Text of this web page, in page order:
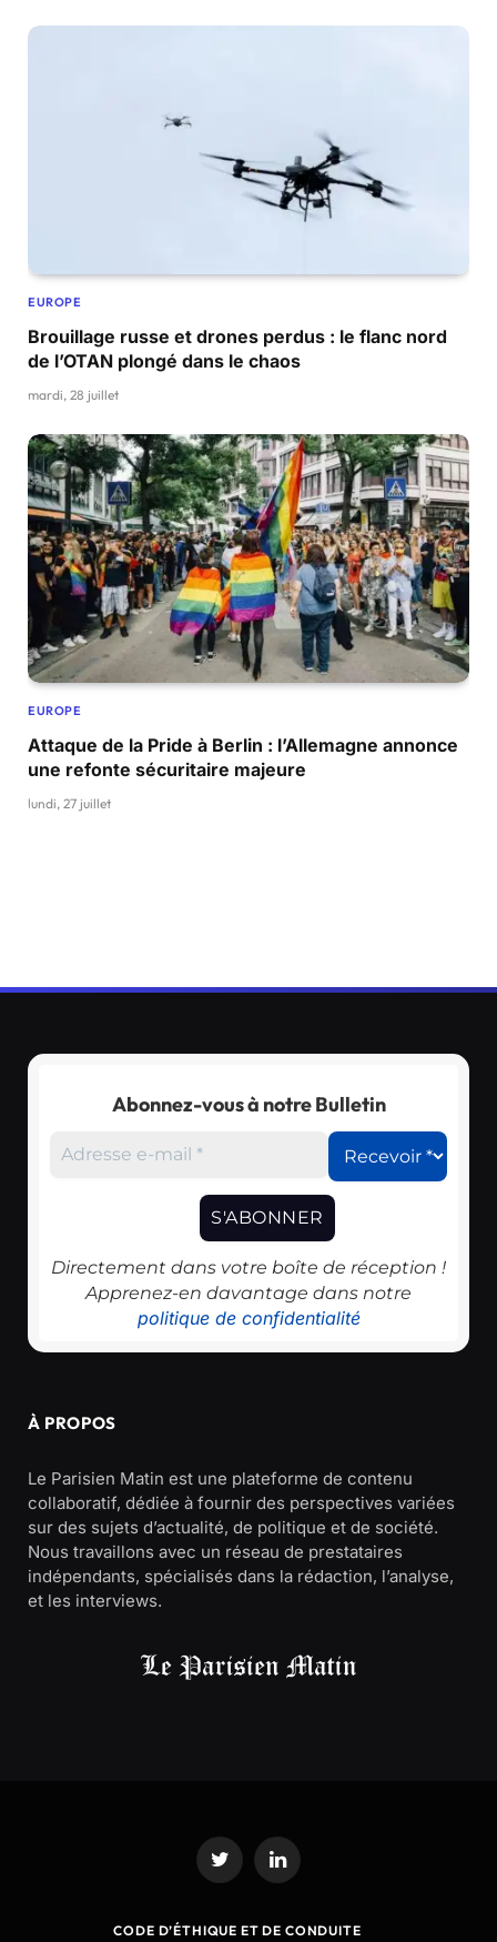
EUROPE
Brouillage russe et drones perdus : le flanc nord
de l’OTAN plongé dans le chaos
mardi, 28 juillet
EUROPE
Attaque de la Pride à Berlin : l’Allemagne annonce
une refonte sécuritaire majeure
lundi, 27 juillet
Abonnez-vous à notre Bulletin
Directement dans votre boîte de réception !
Apprenez-en davantage dans notre
politique de confidentialité
À PROPOS
Le Parisien Matin est une plateforme de contenu
collaboratif, dédiée à fournir des perspectives variées
sur des sujets d’actualité, de politique et de société.
Nous travaillons avec un réseau de prestataires
indépendants, spécialisés dans la rédaction, l’analyse,
et les interviews.
Twitter LinkedIn
CODE D’ÉTHIQUE ET DE CONDUITE